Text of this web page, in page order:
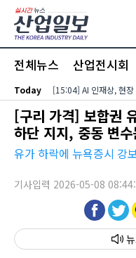
본문 바로가기
전체뉴스 산업전시회
Today [15:04] AI 인재상, 현장
[구리 가격] 보합권
하단 지지, 중동 변
유가 하락에 뉴욕증시 강
기사입력 2026-05-08